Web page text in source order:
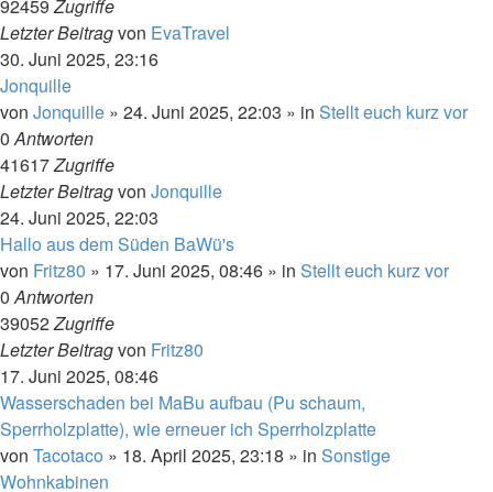
92459Zugriffe
Letzter Beitragvon EvaTravel
30. Juni 2025, 23:16
Jonquille
von Jonquille » 24. Juni 2025, 22:03 » in Stellt euch kurz vor
0Antworten
41617Zugriffe
Letzter Beitragvon Jonquille
24. Juni 2025, 22:03
Hallo aus dem Süden BaWü's
von Fritz80 » 17. Juni 2025, 08:46 » in Stellt euch kurz vor
0Antworten
39052Zugriffe
Letzter Beitragvon Fritz80
17. Juni 2025, 08:46
Wasserschaden bei MaBu aufbau (Pu schaum,
Sperrholzplatte), wie erneuer ich Sperrholzplatte
von Tacotaco » 18. April 2025, 23:18 » in Sonstige
Wohnkabinen